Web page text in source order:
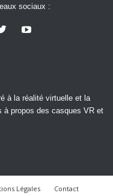
sociaux :
à la réalité virtuelle et la
à propos des casques VR et
Légales Contact